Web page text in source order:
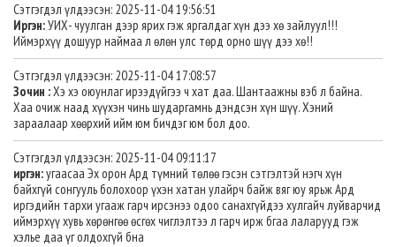
Сэтгэгдэл үлдээсэн: 2025-11-04 19:56:51
Иргэн:УИХ- чуулган дээр ярих гэж яргалдаг хүн дээ хө зайлуул!!!
Иймэрхүү дошуур наймаа л өлөн улс төрд орно шүү дээ хө!!
Сэтгэгдэл үлдээсэн: 2025-11-04 17:08:57
Зочин :Хэ хэ оюунлаг ирээдүйгээ ч хат даа. Шантаажны вэб л байна.
Хаа очиж наад хүүхэн чинь шударгамнь дэндсэн хүн шүү. Хэний
зараалаар хөөрхий ийм юм бичдэг юм бол доо.
Сэтгэгдэл үлдээсэн: 2025-11-04 09:11:17
иргэн:угаасаа Эх орон Ард түмний төлөө гэсэн сэтгэлтэй нэгч хүн
байхгүй сонгууль болохоор үхэн хатан улайрч байж вяг юу ярьж Ард
иргэдийн тархи угааж гарч ирсэнээ одоо санахгүйдээ хулгайч луйварчид
иймэрхүү хувь хөрөнгөө өсгөх чиглэлтээ л гарч ирж бгаа лаларууд гэж
хэлье даа үг олдохгүй бна